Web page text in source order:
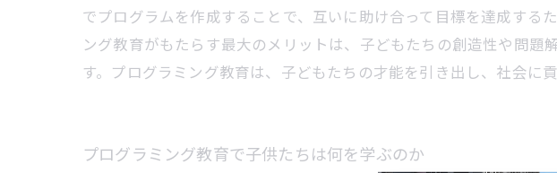
でプログラムを作成することで、互いに助け合って目標を達成する
ング教育がもたらす最大のメリットは、子どもたちの創造性や問
す。プログラミング教育は、子どもたちの才能を引き出し、社会に
プログラミング教育で子供たちは何を学ぶのか